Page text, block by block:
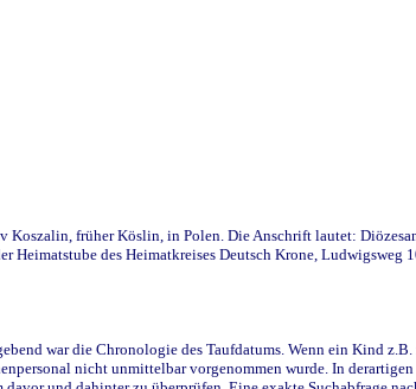
früher Köslin, in Polen. Die Anschrift lautet:
des Heimatkreises Deutsch Krone,
war die Chronologie des Taufdatums. Wenn ein Kind
nicht unmittelbar vorgenommen wurde. In